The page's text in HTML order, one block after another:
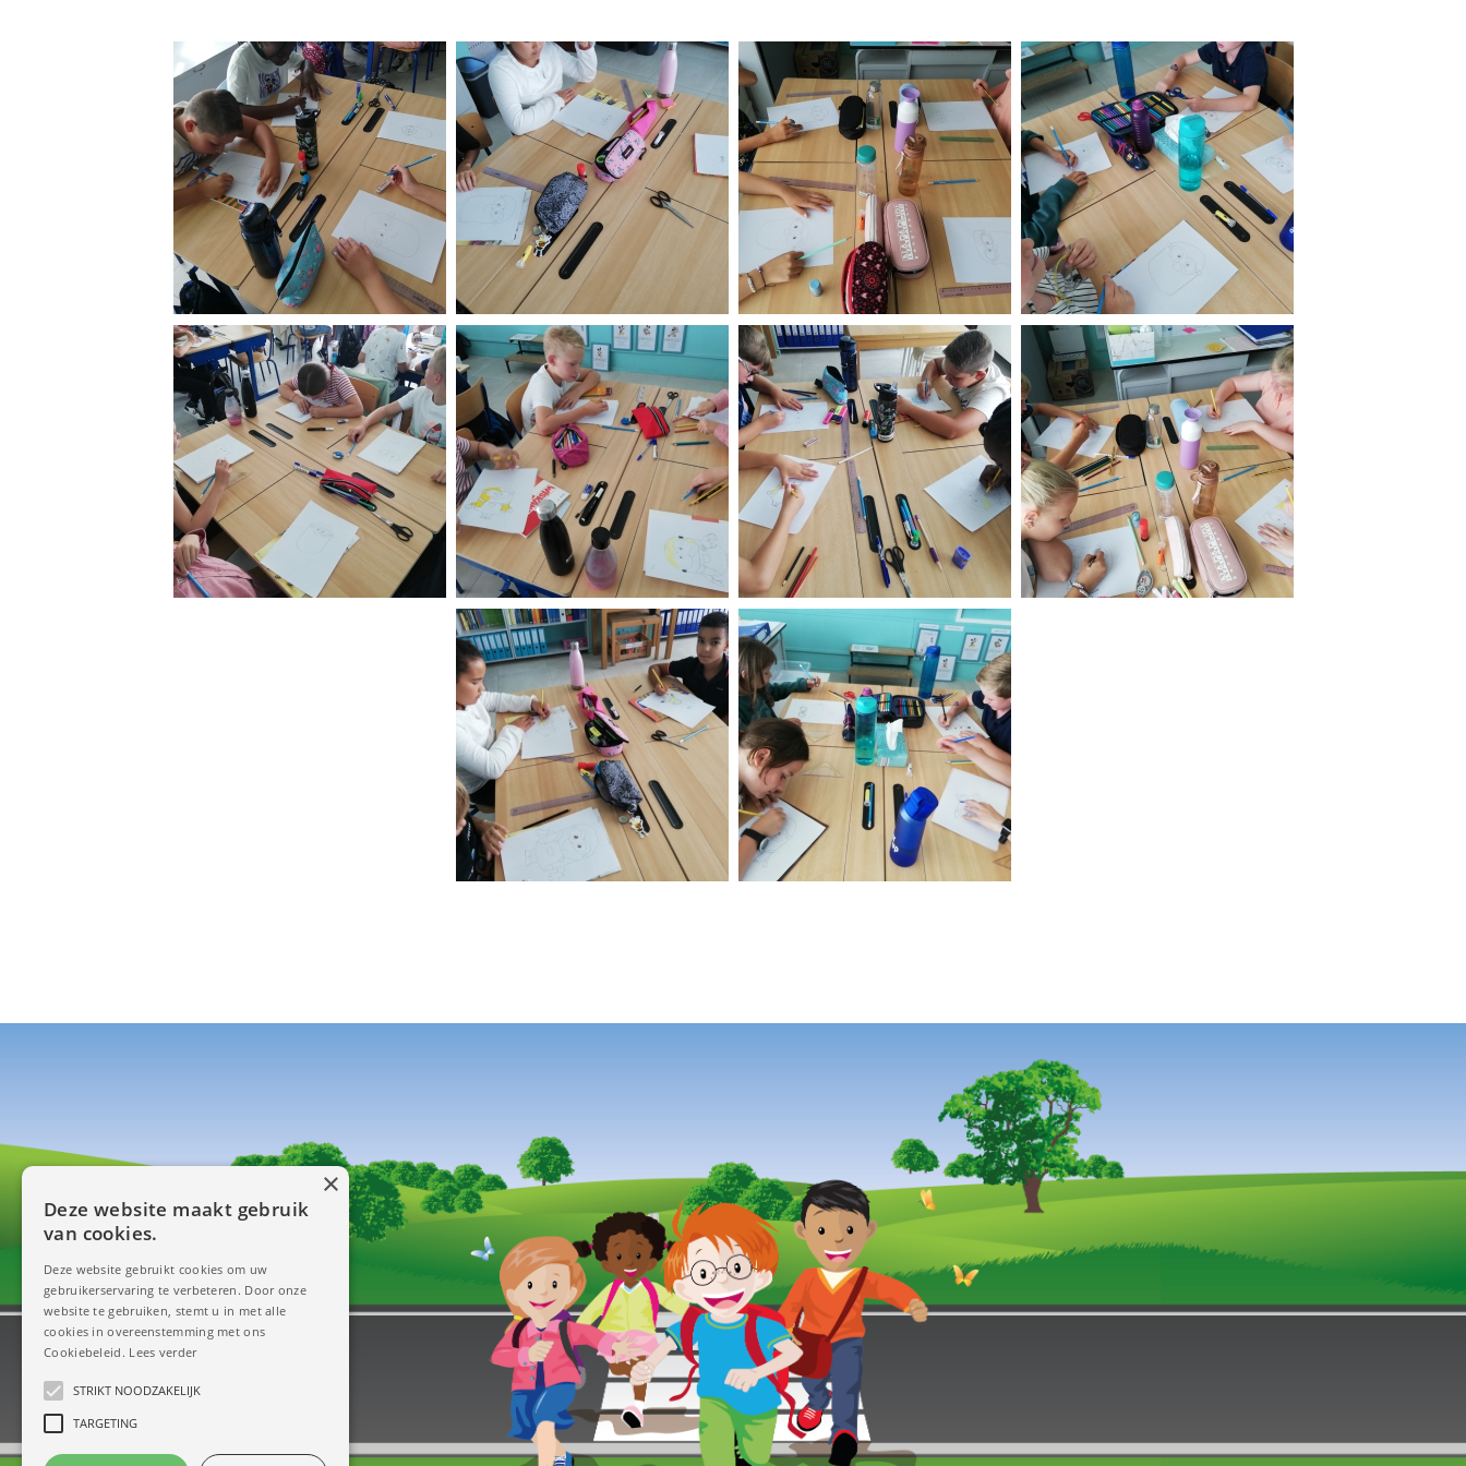
×
Deze website maakt gebruik
van cookies.
Deze website gebruikt cookies om uw
gebruikerservaring te verbeteren. Door onze
website te gebruiken, stemt u in met alle
cookies in overeenstemming met ons
Cookiebeleid. Lees verder
STRIKT NOODZAKELIJK
TARGETING